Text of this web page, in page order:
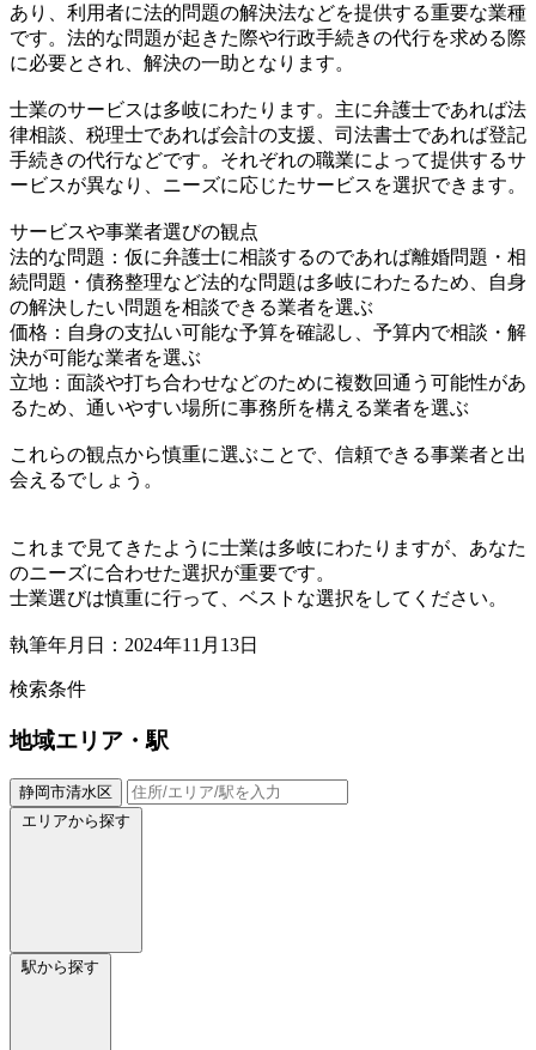
あり、利用者に法的問題の解決法などを提供する重要な業種
です。法的な問題が起きた際や行政手続きの代行を求める際
に必要とされ、解決の一助となります。
士業のサービスは多岐にわたります。主に弁護士であれば法
律相談、税理士であれば会計の支援、司法書士であれば登記
手続きの代行などです。それぞれの職業によって提供するサ
ービスが異なり、ニーズに応じたサービスを選択できます。
サービスや事業者選びの観点
法的な問題：仮に弁護士に相談するのであれば離婚問題・相
続問題・債務整理など法的な問題は多岐にわたるため、自身
の解決したい問題を相談できる業者を選ぶ
価格：自身の支払い可能な予算を確認し、予算内で相談・解
決が可能な業者を選ぶ
立地：面談や打ち合わせなどのために複数回通う可能性があ
るため、通いやすい場所に事務所を構える業者を選ぶ
これらの観点から慎重に選ぶことで、信頼できる事業者と出
会えるでしょう。
これまで見てきたように士業は多岐にわたりますが、あなた
のニーズに合わせた選択が重要です。
士業選びは慎重に行って、ベストな選択をしてください。
執筆年月日：2024年11月13日
検索条件
地域エリア・駅
静岡市清水区
エリアから探す
駅から探す